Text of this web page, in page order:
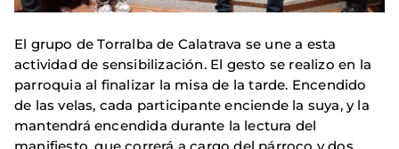
El grupo de Torralba de Calatrava se une a esta
actividad de sensibilización. El gesto se realizo en la
parroquia al finalizar la misa de la tarde. Encendido
de las velas, cada participante enciende la suya, y la
mantendrá encendida durante la lectura del